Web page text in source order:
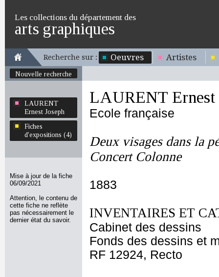
Les collections du département des
arts graphiques
Recherche sur : Oeuvres Artistes
Nouvelle recherche
LAURENT
Ernest Joseph
Fiches
d'expositions (4)
Mise à jour de la fiche
06/09/2021
Attention, le contenu de
cette fiche ne reflète
pas nécessairement le
dernier état du savoir.
LAURENT Ernest
Ecole française
Deux visages dans la
Concert Colonne
1883
INVENTAIRES ET
Cabinet des dessins
Fonds des dessins et
RF 12924, Recto